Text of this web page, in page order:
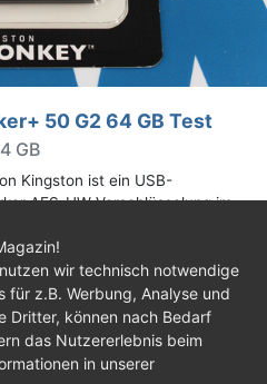
50 G2 64 GB Test
GB
Kingston ist ein USB-
AES-HW-Verschlüsselung im
GB-Modell im Praxistest
|Jobs |Datenschutz |
|Haftungsausschluss
wir technisch notwendige
für z.B. Werbung, Analyse und
Dritter, können nach Bedarf
das Nutzererlebnis beim
in unserer